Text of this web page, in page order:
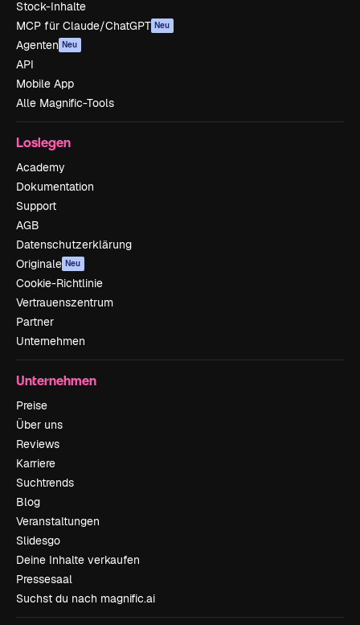
Stock-Inhalte
MCP für Claude/ChatGPT Neu
Agenten Neu
API
Mobile App
Alle Magnific-Tools
Loslegen
Academy
Dokumentation
Support
AGB
Datenschutzerklärung
Originale Neu
Cookie-Richtlinie
Vertrauenszentrum
Partner
Unternehmen
Unternehmen
Preise
Über uns
Reviews
Karriere
Suchtrends
Blog
Veranstaltungen
Slidesgo
Deine Inhalte verkaufen
Pressesaal
Suchst du nach magnific.ai